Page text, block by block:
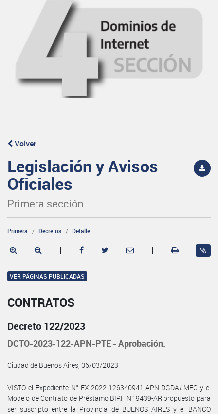
Volver
Legislación y Avisos
Oficiales
Primera sección
Primera Decretos Detalle
| |
VER PÁGINAS PUBLICADAS
CONTRATOS
Decreto 122/2023
DCTO-2023-122-APN-PTE - Aprobación.
Ciudad de Buenos Aires, 06/03/2023
VISTO el Expediente N° EX-2022-126340941-APN-DGDA#MEC y el
Modelo de Contrato de Préstamo BIRF N° 9439-AR propuesto para
ser suscripto entre la Provincia de BUENOS AIRES y el BANCO